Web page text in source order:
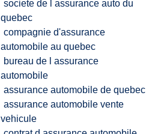
societe de l assurance auto du
quebec
compagnie d'assurance
automobile au quebec
bureau de l assurance
automobile
assurance automobile de quebec
assurance automobile vente
vehicule